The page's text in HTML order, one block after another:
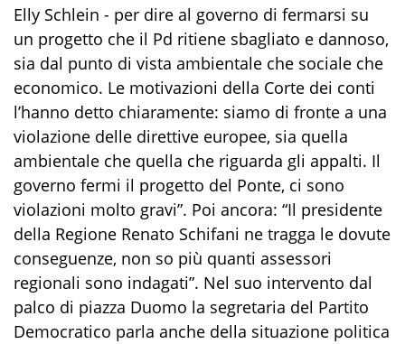
Elly Schlein - per dire al governo di fermarsi su
un progetto che il Pd ritiene sbagliato e dannoso,
sia dal punto di vista ambientale che sociale che
economico. Le motivazioni della Corte dei conti
l’hanno detto chiaramente: siamo di fronte a una
violazione delle direttive europee, sia quella
ambientale che quella che riguarda gli appalti. Il
governo fermi il progetto del Ponte, ci sono
violazioni molto gravi”. Poi ancora: “Il presidente
della Regione Renato Schifani ne tragga le dovute
conseguenze, non so più quanti assessori
regionali sono indagati”. Nel suo intervento dal
palco di piazza Duomo la segretaria del Partito
Democratico parla anche della situazione politica